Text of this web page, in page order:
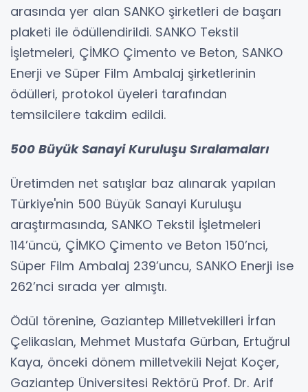
arasında yer alan SANKO şirketleri de başarı
plaketi ile ödüllendirildi. SANKO Tekstil
İşletmeleri, ÇİMKO Çimento ve Beton, SANKO
Enerji ve Süper Film Ambalaj şirketlerinin
ödülleri, protokol üyeleri tarafından
temsilcilere takdim edildi.
500 Büyük Sanayi Kuruluşu Sıralamaları
Üretimden net satışlar baz alınarak yapılan
Türkiye'nin 500 Büyük Sanayi Kuruluşu
araştırmasında, SANKO Tekstil İşletmeleri
114’üncü, ÇİMKO Çimento ve Beton 150’nci,
Süper Film Ambalaj 239’uncu, SANKO Enerji ise
262’nci sırada yer almıştı.
Ödül törenine, Gaziantep Milletvekilleri İrfan
Çelikaslan, Mehmet Mustafa Gürban, Ertuğrul
Kaya, önceki dönem milletvekili Nejat Koçer,
Gaziantep Üniversitesi Rektörü Prof. Dr. Arif